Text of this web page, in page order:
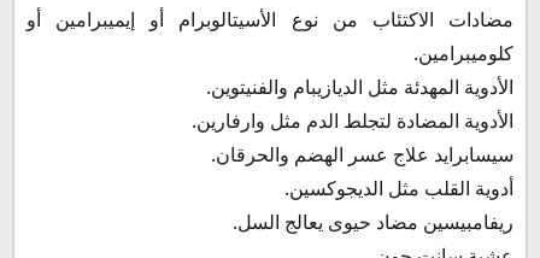
مضادات الاكتئاب من نوع الأسيتالوبرام أو إيميبرامين أو
كلوميبرامين.
الأدوية المهدئة مثل الديازيبام والفنيتوين.
الأدوية المضادة لتجلط الدم مثل وارفارين.
سيسابرايد علاج عسر الهضم والحرقان.
أدوية القلب مثل الديجوكسين.
ريفامبيسين مضاد حيوى يعالج السل.